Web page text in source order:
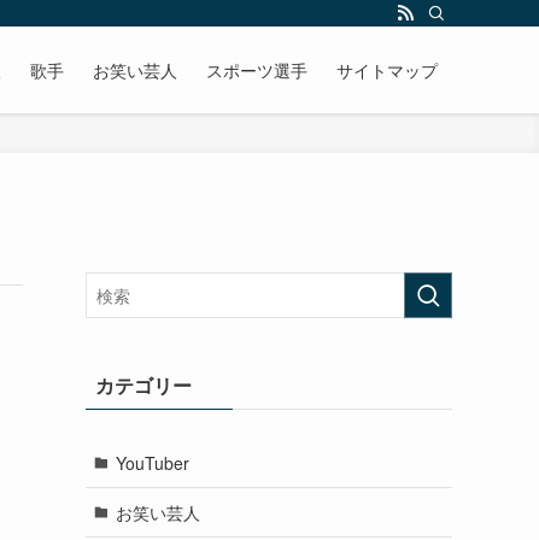
歌手 お笑い芸人 スポーツ選手 サイトマップ